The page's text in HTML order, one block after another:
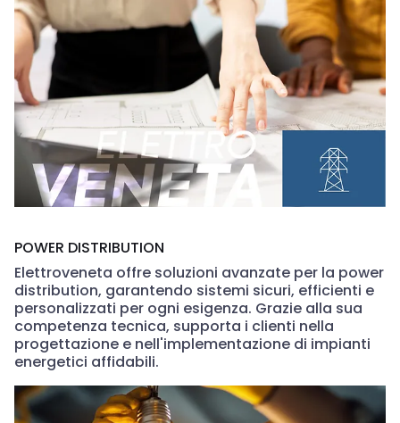
POWER DISTRIBUTION
Elettroveneta offre soluzioni avanzate per la power
distribution, garantendo sistemi sicuri, efficienti e
personalizzati per ogni esigenza. Grazie alla sua
competenza tecnica, supporta i clienti nella
progettazione e nell'implementazione di impianti
energetici affidabili.